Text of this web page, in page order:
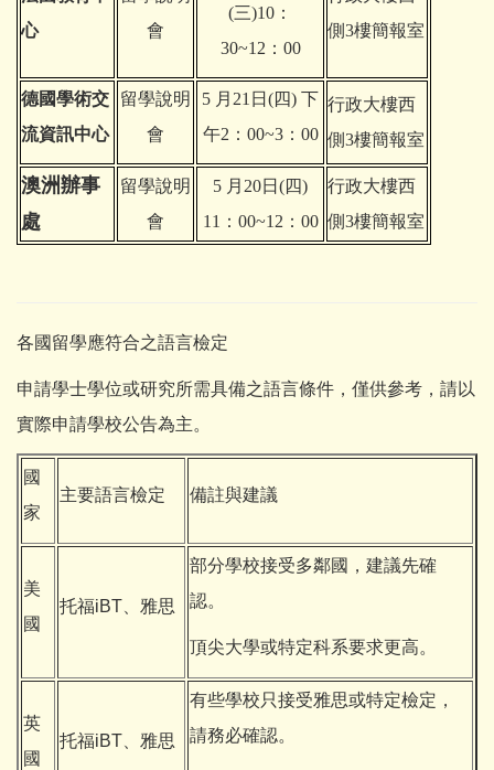
心
會
(三)10：
30~12：00
側3樓簡報室
德國學術交
流資訊中心
留學說明
會
5 月21日(四) 下
午2：00~3：00
行政大樓西
側3樓簡報室
澳洲辦事
處
留學說明
會
5 月20日(四)
11：00~12：00
行政大樓西
側3樓簡報室
各國留學應符合之語言檢定
申請學士學位或研究所需具備之語言條件，僅供參考，請以
實際申請學校公告為主。
國
家
主要語言檢定 備註與建議
美
國
托福iBT、雅思
部分學校接受多鄰國，建議先確
認。
頂尖大學或特定科系要求更高。
英
國
托福iBT、雅思
有些學校只接受雅思或特定檢定，
請務必確認。